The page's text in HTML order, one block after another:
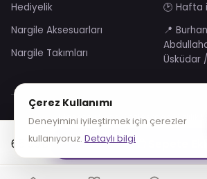
65.00₺
Hediyelik
Nargile Aksesuarları
Nargile Takımları
🕑 Hafta
📍
Üsküdar
Mesafeli Satış SözleşmesiGizlilik
KVKK Aydınlatma Metni
Çerez
Çerez Kullanımı
Deneyimini iyileştirmek için çerezler
kullanıyoruz. Detaylı bilgi